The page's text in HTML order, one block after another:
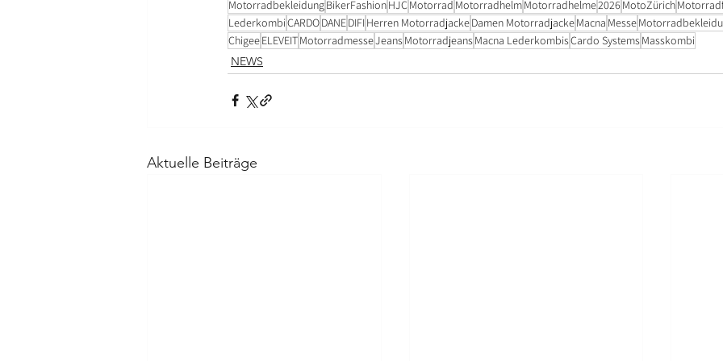
MotorradbekleidungBikerFashionHJCMotorrad MotorradhelmMotorradhelme2026MotoZürich
LederkombiCARDODANEDIFI Herren MotorradjackeDamen MotorradjackeMacna Messe
ChigeeELEVEITMotorradmesseJeansMotorradjeansMacna LederkombisCardo SystemsMasskombi
NEWS
Aktuelle Beiträge